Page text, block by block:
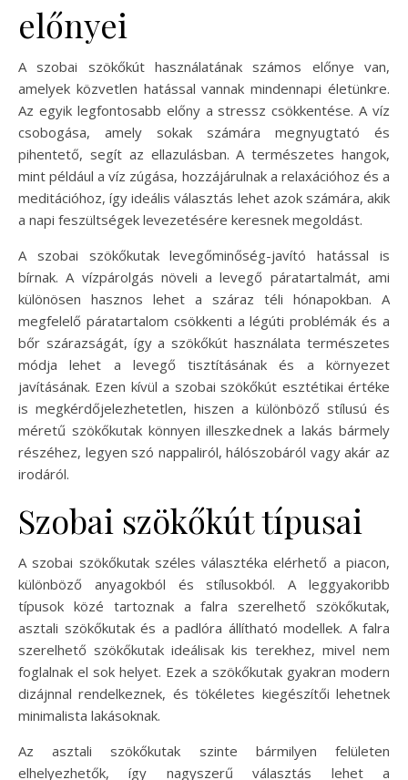
előnyei
A szobai szökőkút használatának számos előnye van,
amelyek közvetlen hatással vannak mindennapi életünkre.
Az egyik legfontosabb előny a stressz csökkentése. A víz
csobogása, amely sokak számára megnyugtató és
pihentető, segít az ellazulásban. A természetes hangok,
mint például a víz zúgása, hozzájárulnak a relaxációhoz és a
meditációhoz, így ideális választás lehet azok számára, akik
a napi feszültségek levezetésére keresnek megoldást.
A szobai szökőkutak levegőminőség-javító hatással is
bírnak. A vízpárolgás növeli a levegő páratartalmát, ami
különösen hasznos lehet a száraz téli hónapokban. A
megfelelő páratartalom csökkenti a légúti problémák és a
bőr szárazságát, így a szökőkút használata természetes
módja lehet a levegő tisztításának és a környezet
javításának. Ezen kívül a szobai szökőkút esztétikai értéke
is megkérdőjelezhetetlen, hiszen a különböző stílusú és
méretű szökőkutak könnyen illeszkednek a lakás bármely
részéhez, legyen szó nappaliról, hálószobáról vagy akár az
irodáról.
Szobai szökőkút típusai
A szobai szökőkutak széles választéka elérhető a piacon,
különböző anyagokból és stílusokból. A leggyakoribb
típusok közé tartoznak a falra szerelhető szökőkutak,
asztali szökőkutak és a padlóra állítható modellek. A falra
szerelhető szökőkutak ideálisak kis terekhez, mivel nem
foglalnak el sok helyet. Ezek a szökőkutak gyakran modern
dizájnnal rendelkeznek, és tökéletes kiegészítői lehetnek
minimalista lakásoknak.
Az asztali szökőkutak szinte bármilyen felületen
elhelyezhetők, így nagyszerű választás lehet a